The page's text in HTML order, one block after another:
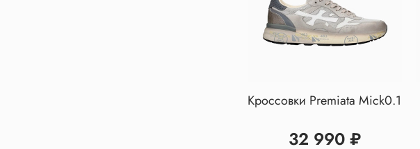
Кроссовки Premiata Mick0.1
32 990 ₽